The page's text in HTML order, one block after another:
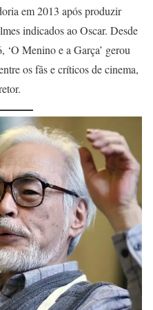
em 2013 após produzir
indicados ao Oscar. Desde
Menino e a Garça’ gerou
os fãs e críticos de cinema,